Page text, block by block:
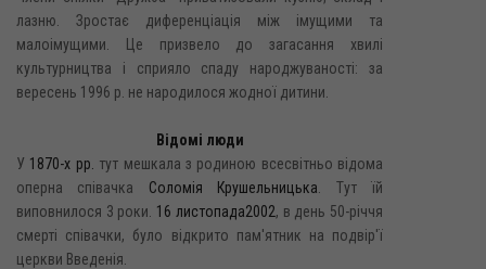
лазню. Зростає диференціація між імущими та
малоімущими. Це призвело до загасання хвилі
культурництва і сприяло спаду народжуваності: за
вересень 1996 р. не народилося жодної дитини.
Відомі люди
У 1870-х рр. тут мешкала з родиною всесвітньо відома
оперна співачка Соломія Крушельницька . Тут їй
виповнилося 3 роки. 16 листопада2002, в день 50-річчя
смерті співачки, було відкрито пам'ятник на подвір'ї
церкви Введенія.